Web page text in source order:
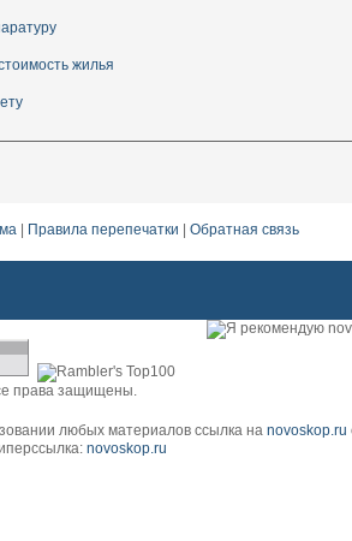
жилья
Правила перепечатки Обратная связь
права защищены.
любых материалов ссылка на novoskop.ru
novoskop.ru